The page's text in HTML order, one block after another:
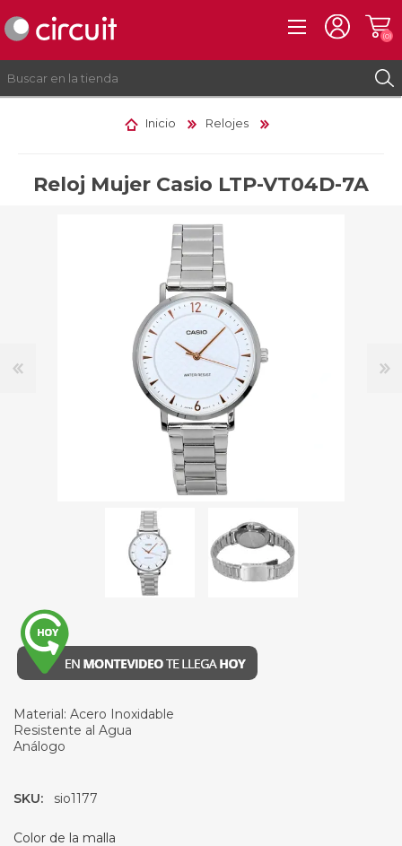
INICIAR SESIÓN
(0)
Inicio Relojes
Reloj Mujer Casio LTP-VT04D-7A
Material: Acero Inoxidable
Resistente al Agua
Análogo
SKU: sio1177
Color de la malla